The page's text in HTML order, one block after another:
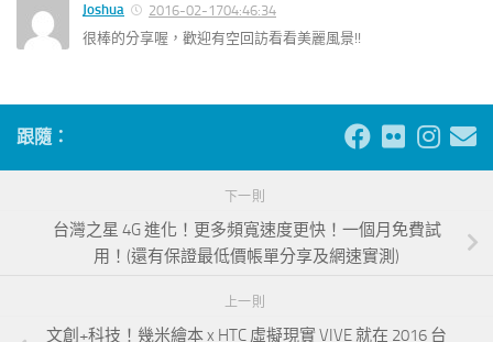
Joshua
2016-02-1704:46:34
很棒的分享喔，歡迎有空回訪看看美麗風景!!
跟隨：
下一則
台灣之星 4G 進化！更多頻寬速度更快！一個月免費試
用！(還有保證最低價帳單分享及網速實測)
上一則
文創+科技！幾米繪本 x HTC 虛擬現實 VIVE 就在 2016 台